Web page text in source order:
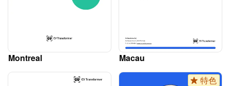
Montreal Macau
特色